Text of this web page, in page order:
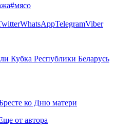
#мясо
WhatsAppTelegramViber
Кубка Республики Беларусь
ко Дню матери
от автора